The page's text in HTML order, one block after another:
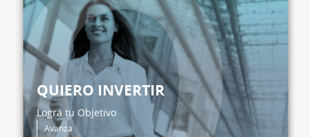
QUIERO INVERTIR
Logra tu Objetivo
Avanza